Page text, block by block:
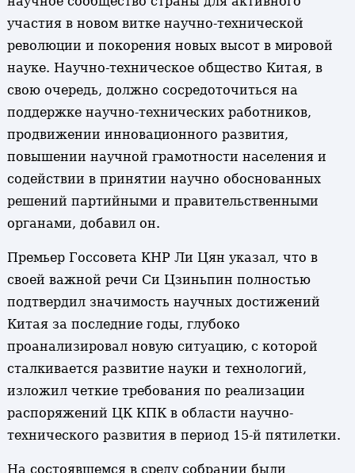
участия в новом витке научно-технической
революции и покорения новых высот в мировой
науке. Научно-техническое общество Китая, в
свою очередь, должно сосредоточиться на
поддержке научно-технических работников,
продвижении инновационного развития,
повышении научной грамотности населения и
содействии в принятии научно обоснованных
решений партийными и правительственными
органами, добавил он.
Премьер Госсовета КНР Ли Цян указал, что в
своей важной речи Си Цзиньпин полностью
подтвердил значимость научных достижений
Китая за последние годы, глубоко
проанализировал новую ситуацию, с которой
сталкивается развитие науки и технологий,
изложил четкие требования по реализации
распоряжений ЦК КПК в области научно-
технического развития в период 15-й пятилетки.
На состоявшемся в среду собрании были